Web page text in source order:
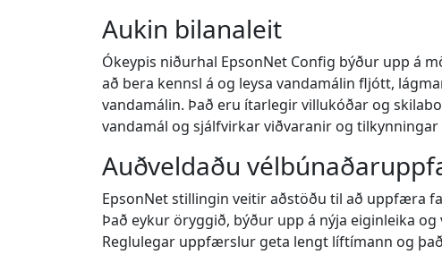
Aukin bilanaleit
Ókeypis niðurhal EpsonNet Config býður upp á
að bera kennsl á og leysa vandamálin fljótt,
vandamálin. Það eru ítarlegir villukóðar og
vandamál og sjálfvirkar viðvaranir og
Auðveldaðu
EpsonNet stillingin veitir aðstöðu til að uppfæra
Það eykur öryggið, býður upp á nýja eiginleika
Reglulegar uppfærslur geta lengt líftímann og